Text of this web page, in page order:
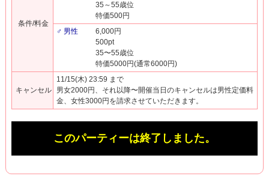
条件/料金
35～55歳位
特価500円
♂ 男性
6,000円
500pt
35〜55歳位
特価5000円(通常6000円)
キャンセル
11/15(木) 23:59 まで
男女2000円、それ以降〜開催当日のキャンセルは男性定価料
金、女性3000円を請求させていただきます。
このパーティーは終了しました。